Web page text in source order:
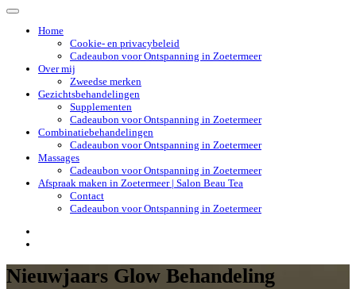
Home
Cookie- en privacybeleid
Cadeaubon voor Ontspanning in Zoetermeer
Over mij
Zweedse merken
Gezichtsbehandelingen
Supplementen
Cadeaubon voor Ontspanning in Zoetermeer
Combinatiebehandelingen
Cadeaubon voor Ontspanning in Zoetermeer
Massages
Cadeaubon voor Ontspanning in Zoetermeer
Afspraak maken in Zoetermeer | Salon Beau Tea
Contact
Cadeaubon voor Ontspanning in Zoetermeer
Nieuwjaars Glow Behandeling